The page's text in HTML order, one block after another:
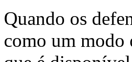
Quando os
como um modo